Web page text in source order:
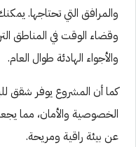
والمرافق التي تحتاجها.
وقضاء الوقت في المناطق
والأجواء الهادئة طوال العام.
كما أن المشروع يوفر شقق
الخصوصية والأمان، مما
عن بيئة راقية ومريحة.